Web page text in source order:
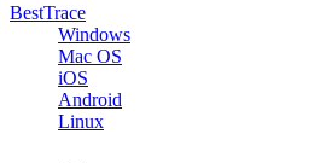
BestTrace
Windows
Mac OS
iOS
Android
Linux